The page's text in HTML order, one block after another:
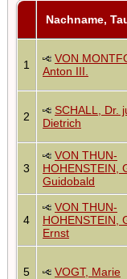
Nachname,
1
VON
Anton III.
2
SCHALL, Dr.
Dietrich
3
VON THUN-
HOHENSTEIN,
Guidobald
4
VON THUN-
HOHENSTEIN,
Ernst
5 VOGT, Marie